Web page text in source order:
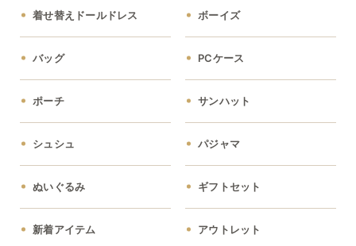
着せ替えドールドレス ボーイズ
バッグ PCケース
ポーチ サンハット
シュシュ パジャマ
ぬいぐるみ ギフトセット
新着アイテム アウトレット